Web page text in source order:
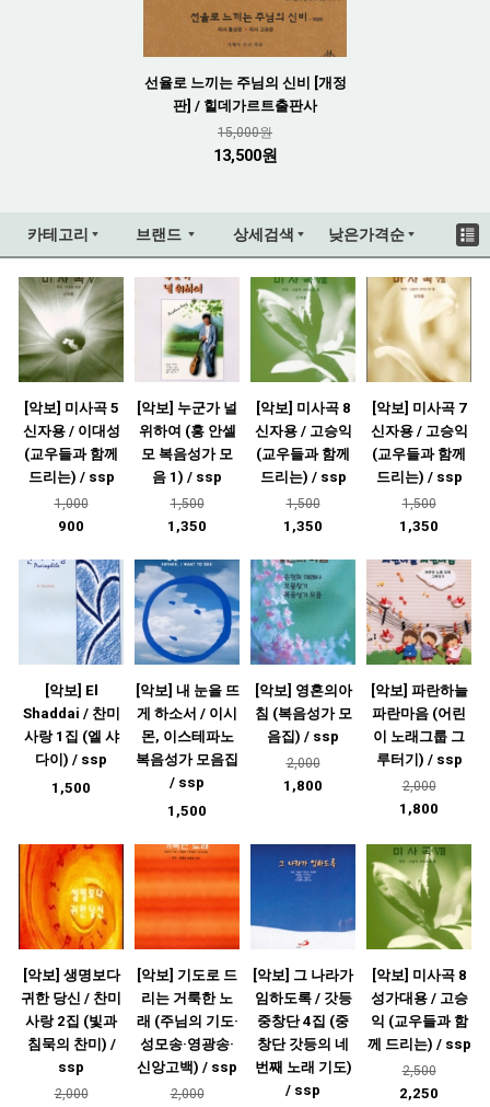
선율로 느끼는 주님의 신비 [개정
판] / 힐데가르트출판사
15,000원
13,500원
카테고리 브랜드 상세검색 낮은가격순
[악보] 미사곡 5
신자용 / 이대성
(교우들과 함께
드리는) / ssp
1,000
900
[악보] 누군가 널
위하여 (홍 안셀
모 복음성가 모
음 1) / ssp
1,500
1,350
[악보] 미사곡 8
신자용 / 고승익
(교우들과 함께
드리는) / ssp
1,500
1,350
[악보] 미사곡 7
신자용 / 고승익
(교우들과 함께
드리는) / ssp
1,500
1,350
[악보] El
Shaddai / 찬미
사랑 1집 (엘 샤
다이) / ssp
1,500
[악보] 내 눈을 뜨
게 하소서 / 이시
몬, 이스테파노
복음성가 모음집
/ ssp
1,500
[악보] 영혼의아
침 (복음성가 모
음집) / ssp
2,000
1,800
[악보] 파란하늘
파란마음 (어린
이 노래그룹 그
루터기) / ssp
2,000
1,800
[악보] 생명보다
귀한 당신 / 찬미
사랑 2집 (빛과
침묵의 찬미) /
ssp
2,000
[악보] 기도로 드
리는 거룩한 노
래 (주님의 기도·
성모송·영광송·
신앙고백) / ssp
2,000
[악보] 그 나라가
임하도록 / 갓등
중창단 4집 (중
창단 갓등의 네
번째 노래 기도)
/ ssp
[악보] 미사곡 8
성가대용 / 고승
익 (교우들과 함
께 드리는) / ssp
2,500
2,250